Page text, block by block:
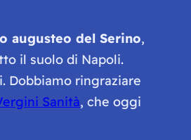
augusteo del Serino,
il suolo di Napoli.
Dobbiamo ringraziare
Sanità, che oggi